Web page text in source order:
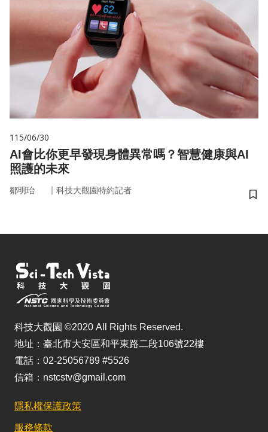
115/06/30
AI會比你更早發現身體異常嗎？智慧健康與AI
照護的未來
鄒明珆 ｜ 科技大觀園特約記者
儲
科技大觀園 ©2020 All Rights Reserved.
地址：臺北市大安區和平東路二段106號22樓
電話：02-25056789 #5526
信箱：nstcstv@gmail.com
隱私權保護政策
服務條款